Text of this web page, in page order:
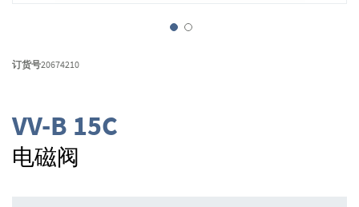
转
库
开
VV-B 15C
电磁阀
订货号20674210